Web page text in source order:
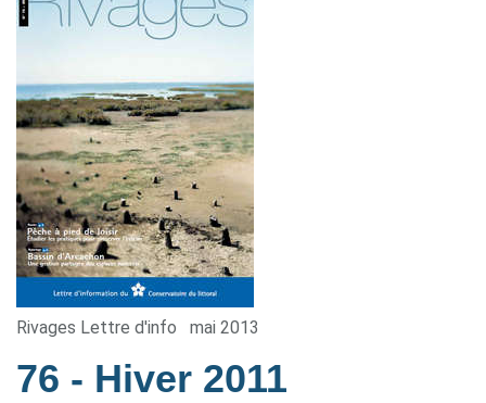
Rivages Lettre d'info mai 2013
76 - Hiver 2011